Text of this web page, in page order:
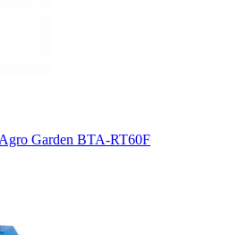
Garden BTA-RT60F